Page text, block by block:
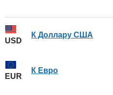
USD
К Доллару США
EUR
К Евро